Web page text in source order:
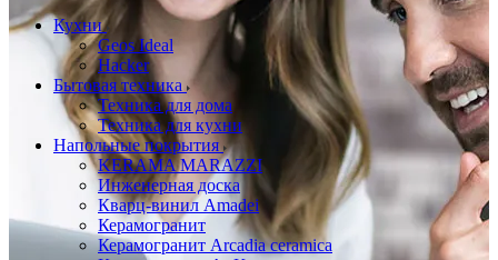
Кухни
Geos Ideal
Hacker
Бытовая техника
Техника для дома
Техника для кухни
Напольные покрытия
KERAMA MARAZZI
Инженерная доска
Кварц-винил Amadei
Керамогранит
Керамогранит Arcadia ceramica